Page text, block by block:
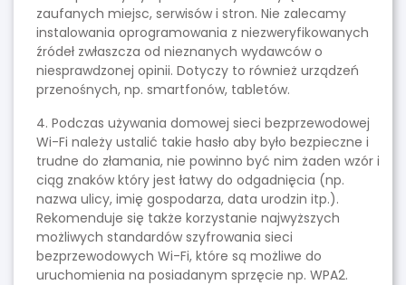
zaufanych miejsc, serwisów i stron. Nie zalecamy
instalowania oprogramowania z niezweryfikowanych
źródeł zwłaszcza od nieznanych wydawców o
niesprawdzonej opinii. Dotyczy to również urządzeń
przenośnych, np. smartfonów, tabletów.
4. Podczas używania domowej sieci bezprzewodowej
Wi-Fi należy ustalić takie hasło aby było bezpieczne i
trudne do złamania, nie powinno być nim żaden wzór i
ciąg znaków który jest łatwy do odgadnięcia (np.
nazwa ulicy, imię gospodarza, data urodzin itp.).
Rekomenduje się także korzystanie najwyższych
możliwych standardów szyfrowania sieci
bezprzewodowych Wi-Fi, które są możliwe do
uruchomienia na posiadanym sprzęcie np. WPA2.